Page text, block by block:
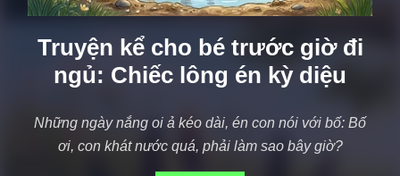
Truyện kể cho bé trước giờ đi
ngủ: Chiếc lông én kỳ diệu
Những ngày nắng oi ả kéo dài, én con nói với bố: Bố
ơi, con khát nước quá, phải làm sao bây giờ?
Kể chuyện cho bé trước giờ đi ngủ: Hổ
và Thỏ
Kể chuyện cho bé trước giờ đi ngủ: Cô
giáo đến từ Trái đất